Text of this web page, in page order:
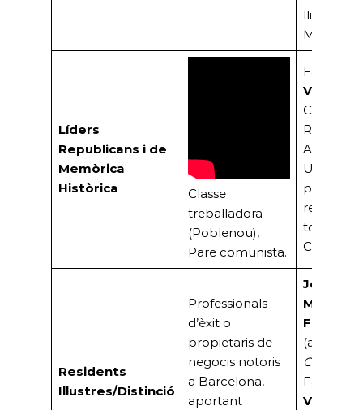
lligat a
March).
Líders
Republicans i de
Memòrica
Històrica
Classe
treballadora
(Poblenou),
Pare comunista.
Família
Vallejo:
Uns dels
primers
residents
torre ‘El
Cerezo’.
Residents
Il·lustres/Distinció
Professionals
d’èxit o
propietaris de
negocis notoris
a Barcelona,
aportant
José
Mallorquí
(autor de
Coyote»
Família
Valdés